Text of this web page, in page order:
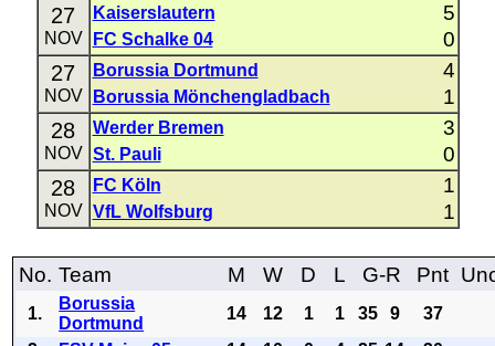
27
NOV
Kaiserslautern 5
FC Schalke 04 0
27
NOV
Borussia Dortmund 4
Borussia Mönchengladbach 1
28
NOV
Werder Bremen 3
St. Pauli 0
28
NOV
FC Köln 1
VfL Wolfsburg 1
No. Team M W D L G-R Pnt
1.
Borussia
Dortmund
14 12 1 1 35 9 37